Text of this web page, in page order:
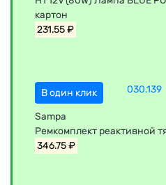
картон
231.55 ₽
В один клик 030.139
Sampa
Ремкомплект реактивной
346.75 ₽